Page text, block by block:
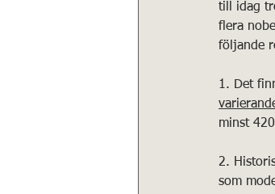
till idag
flera
följande
1. Det
minst
2.
som